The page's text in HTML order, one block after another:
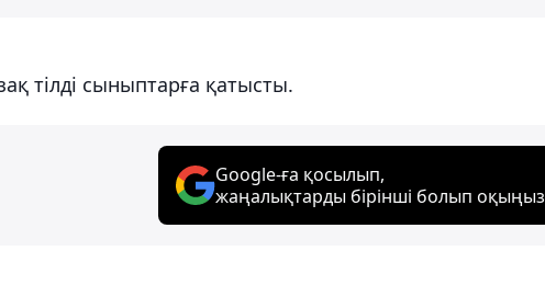
тілді сыныптарға қатысты.
Google-ға қосылып,
жаңалықтарды бірінші болып оқыңыз